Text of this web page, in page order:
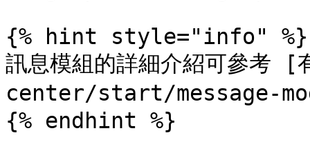
{% hint style="info" %}
訊息模組的詳細介紹可參考
center/start/message-
{% endhint %}